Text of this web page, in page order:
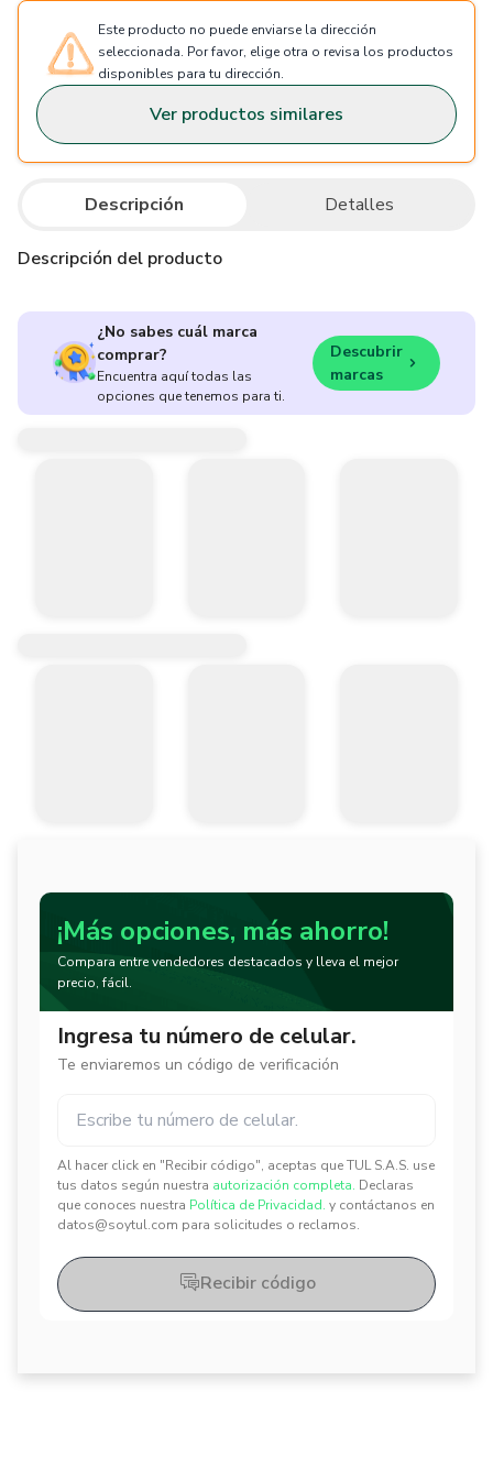
Este producto no puede enviarse la dirección
seleccionada. Por favor, elige otra o revisa los productos
disponibles para tu dirección.
Ver productos similares
Descripción Detalles
Descripción del producto
¿No sabes cuál marca
comprar?
Encuentra aquí todas las
opciones que tenemos para ti.
Descubrir
marcas
¡Más opciones, más ahorro!
Compara entre vendedores destacados y lleva el mejor
precio, fácil.
Ingresa tu número de celular.
Te enviaremos un código de verificación
Al hacer click en "Recibir código", aceptas que TUL S.A.S. use
tus datos según nuestra autorización completa. Declaras
que conoces nuestra Política de Privacidad. y contáctanos en
datos@soytul.com para solicitudes o reclamos.
✕
✕
Recibir código